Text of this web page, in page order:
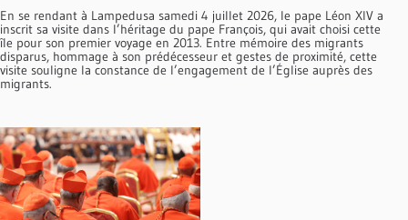
En se rendant à Lampedusa samedi 4 juillet 2026, le pape Léon XIV a
inscrit sa visite dans l’héritage du pape François, qui avait choisi cette
île pour son premier voyage en 2013. Entre mémoire des migrants
disparus, hommage à son prédécesseur et gestes de proximité, cette
visite souligne la constance de l’engagement de l’Église auprès des
migrants.